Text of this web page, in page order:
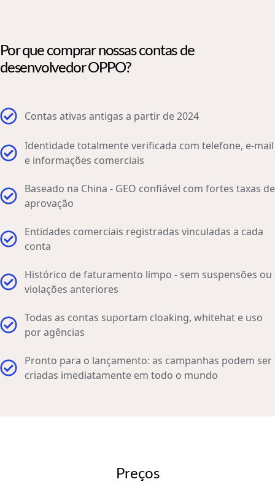
Por que comprar nossas contas de
desenvolvedor OPPO?
Contas ativas antigas a partir de 2024
Identidade totalmente verificada com telefone, e-mail
e informações comerciais
Baseado na China - GEO confiável com fortes taxas de
aprovação
Entidades comerciais registradas vinculadas a cada
conta
Histórico de faturamento limpo - sem suspensões ou
violações anteriores
Todas as contas suportam cloaking, whitehat e uso
por agências
Pronto para o lançamento: as campanhas podem ser
criadas imediatamente em todo o mundo
Preços